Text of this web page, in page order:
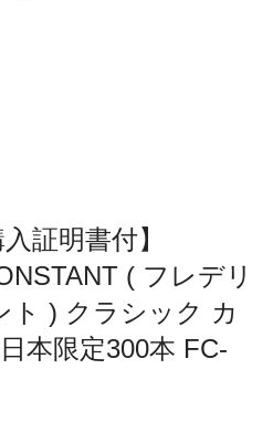
証明書付】
( フレデリ
ト ) クラシック カ
本限定300本 FC-